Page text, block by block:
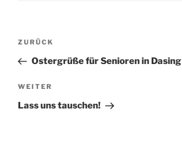
Beitragsnavigation
Vorheriger
Beitrag
ZURÜCK
Ostergrüße für Senioren in Dasing
Nächster
Beitrag
WEITER
Lass uns tauschen!